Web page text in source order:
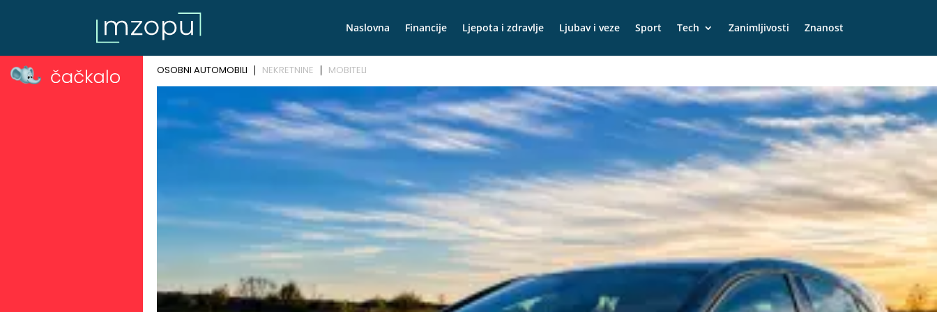
Naslovna Financije Ljepota i zdravlje Ljubav i veze Sport Tech Zanimljivosti Znanost